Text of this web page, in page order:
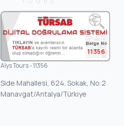
11356
Alys Tours - 11356
Side Mahallesi, 624. Sokak, No:2
Manavgat/Antalya/Türkiye